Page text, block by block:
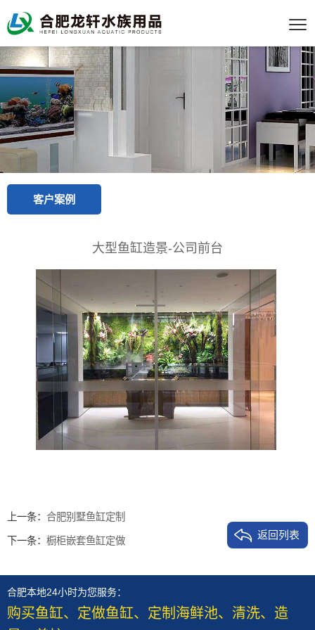
客户案例
大型鱼缸造景-公司前台
上一条： 合肥别墅鱼缸定制
下一条： 橱柜嵌套鱼缸定做 返回列表
合肥本地24小时为您服务：
购买鱼缸、定做鱼缸、定制海鲜池、清洗、造